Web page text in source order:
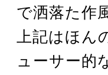
で洒落た作
上記はほ
ューサー的